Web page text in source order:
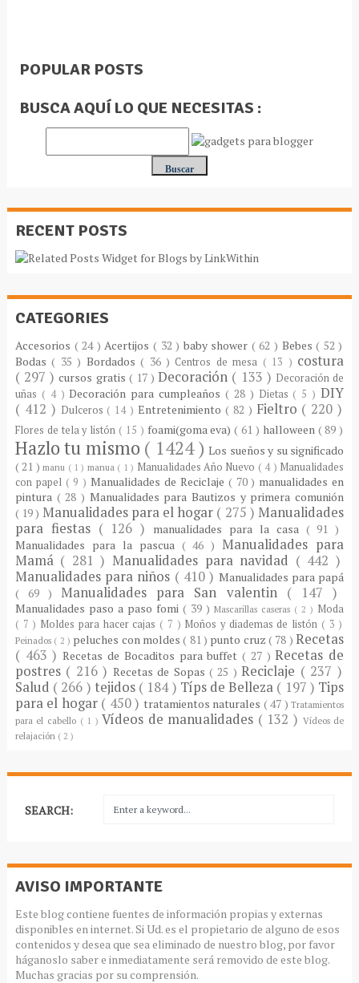
POPULAR POSTS
BUSCA AQUÍ LO QUE NECESITAS :
RECENT POSTS
CATEGORIES
Accesorios ( 24 )Acertijos ( 32 ) baby shower ( 62 ) Bebes( 52 )
Bodas( 35 ) Bordados( 36 ) Centros de mesa ( 13 ) costura
( 297 )cursos gratis ( 17 )Decoración ( 133 ) Decoración de
uñas ( 4 )Decoración para cumpleaños( 28 ) Dietas ( 5 )DIY
( 412 ) Dulceros ( 14 )Entretenimiento ( 82 ) Fieltro ( 220 )
Flores de tela y listón ( 15 ) foami(goma eva)( 61 ) halloween ( 89 )
Hazlo tu mismo ( 1424 )Los sueños y su significado
( 21 )manu ( 1 ) manua ( 1 ) Manualidades Año Nuevo ( 4 ) Manualidades
con papel ( 9 )Manualidades de Reciclaje ( 70 ) manualidades en
pintura ( 28 ) Manualidades para Bautizos y primera comunión
( 19 ) Manualidades para el hogar ( 275 )Manualidades
para fiestas ( 126 ) manualidades para la casa ( 91 )
Manualidades para la pascua ( 46 )Manualidades para
Mamá ( 281 ) Manualidades para navidad ( 442 )
Manualidades para niños ( 410 ) Manualidades para papá
( 69 )Manualidades para San valentin ( 147 )
Manualidades paso a paso fomi ( 39 )Mascarillas caseras ( 2 ) Moda
( 7 ) Moldes para hacer cajas ( 7 ) Moños y diademas de listón ( 3 )
Peinados ( 2 ) peluches con moldes( 81 ) punto cruz( 78 )Recetas
( 463 )Recetas de Bocaditos para buffet( 27 )Recetas de
postres ( 216 ) Recetas de Sopas( 25 )Reciclaje ( 237 )
Salud ( 266 ) tejidos ( 184 ) Típs de Belleza ( 197 ) Tips
para el hogar ( 450 ) tratamientos naturales ( 47 )Tratamientos
para el cabello ( 1 ) Vídeos de manualidades ( 132 ) Vídeos de
relajación ( 2 )
SEARCH:
AVISO IMPORTANTE
Este blog contiene fuentes de información propias y externas
disponibles en internet. Si Ud. es el propietario de alguno de esos
contenidos y desea que sea eliminado de nuestro blog, por favor
háganoslo saber e inmediatamente será removido de este blog.
Muchas gracias por su comprensión.